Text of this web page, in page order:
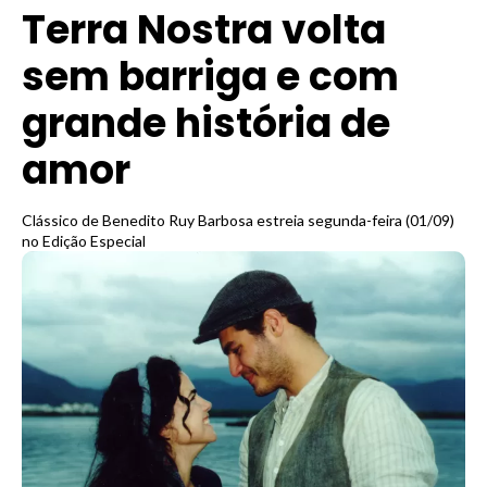
Terra Nostra volta
sem barriga e com
grande história de
amor
Clássico de Benedito Ruy Barbosa estreia segunda-feira (01/09)
no Edição Especial